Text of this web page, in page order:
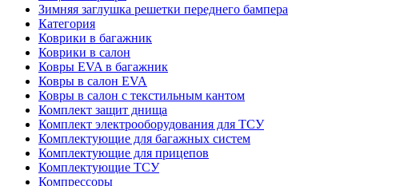
Зимняя заглушка решетки переднего бампера
Категория
Коврики в багажник
Коврики в салон
Ковры EVA в багажник
Ковры в салон EVA
Ковры в салон с текстильным кантом
Комплект защит днища
Комплект электрооборудования для ТСУ
Комплектующие для багажных систем
Комплектующие для прицепов
Комплектующие ТСУ
Компрессоры